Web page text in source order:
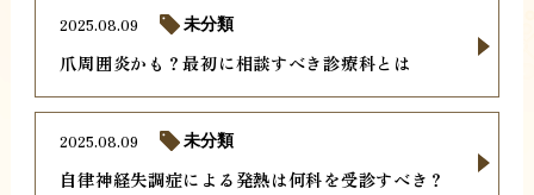
爪周囲炎かも？最初に相談すべき診療科とは
2025.08.09 未分類
自律神経失調症による発熱は何科を受診すべき？
2025.08.09 未分類